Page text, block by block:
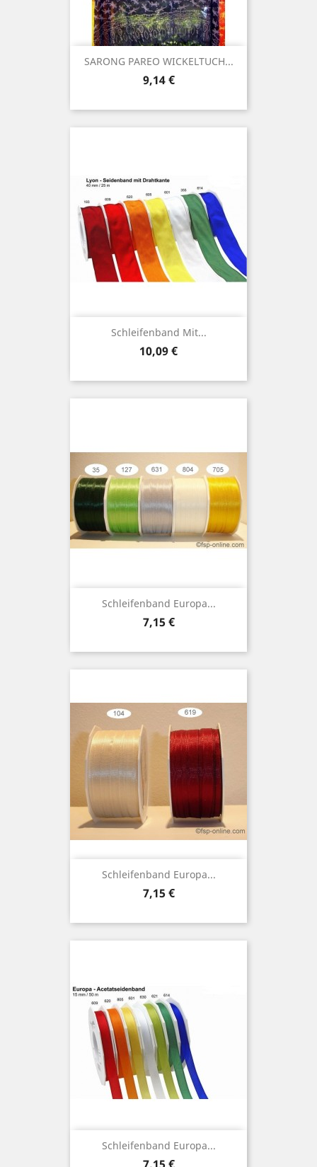
SARONG PAREO WICKELTUCH...
Preis
9,14 €
Schleifenband Mit...
Preis
10,09 €
Schleifenband Europa...
Preis
7,15 €
Schleifenband Europa...
Preis
7,15 €
Schleifenband Europa...
Preis